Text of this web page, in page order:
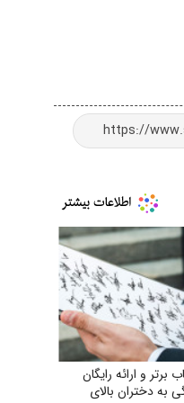
و ارائه رایگان
به دختران بالای